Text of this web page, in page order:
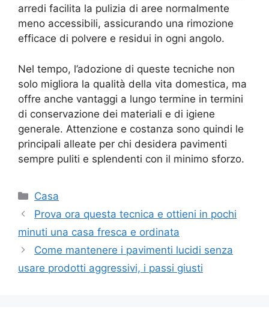
arredi facilita la pulizia di aree normalmente
meno accessibili, assicurando una rimozione
efficace di polvere e residui in ogni angolo.
Nel tempo, l’adozione di queste tecniche non
solo migliora la qualità della vita domestica, ma
offre anche vantaggi a lungo termine in termini
di conservazione dei materiali e di igiene
generale. Attenzione e costanza sono quindi le
principali alleate per chi desidera pavimenti
sempre puliti e splendenti con il minimo sforzo.
Categorie
Casa
Prova ora questa tecnica e ottieni in pochi
minuti una casa fresca e ordinata
Come mantenere i pavimenti lucidi senza
usare prodotti aggressivi, i passi giusti